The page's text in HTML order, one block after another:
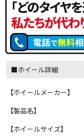
■ホイール詳細
【ホイールメーカー】
【製品名】
【ホイールサイズ】